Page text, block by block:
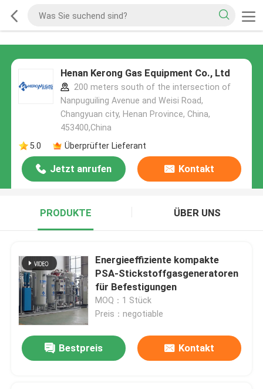
Henan Kerong Gas Equipment Co., Ltd
200 meters south of the intersection of
Nanpuguiling Avenue and Weisi Road,
Changyuan city, Henan Province, China,
453400,China
5.0
Überprüfter Lieferant
Jetzt anrufen Kontakt
PRODUKTE ÜBER UNS
Energieeffiziente kompakte
PSA-Stickstoffgasgeneratoren
für Befestigungen
MOQ：1 Stück
Preis：negotiable
Bestpreis Kontakt